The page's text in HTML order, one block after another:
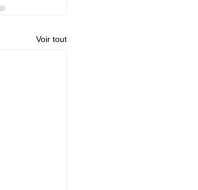
Voir tout